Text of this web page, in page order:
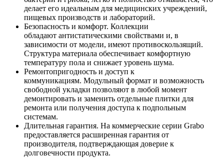
делает его идеальным для медицинских учреждений,
пищевых производств и лабораторий.
Безопасность и комфорт. Коллекции
обладают антистатическими свойствами и, в
зависимости от модели, имеют противоскользящий.
Структура материала обеспечивает комфортную
температуру пола и снижает уровень шума.
Ремонтопригодность и доступ к
коммуникациям. Модульный формат и возможность
свободной укладки позволяют в любой момент
демонтировать и заменить отдельные плитки для
ремонта или получения доступа к подпольным
системам.
Длительная гарантия. На коммерческие серии Grabo
предоставляется расширенная гарантия от
производителя, подтверждающая доверие к
долговечности продукта.